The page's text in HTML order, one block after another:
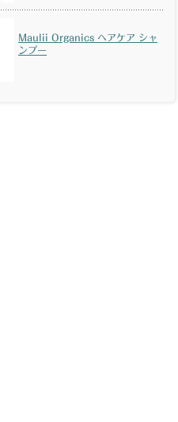
Maulii Organics ヘアケア シャ
ンプー